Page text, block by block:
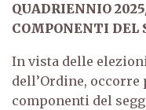
QUADRIENNIO
COMPONENTI DEL
In vista delle
dell’Ordine,
componenti del